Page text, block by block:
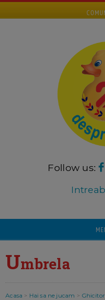
Follow us:
Umbrela
Acasa > Hai sa ne jucam >